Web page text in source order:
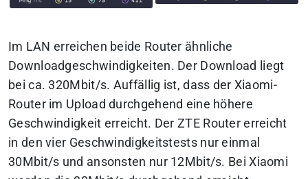
Im LAN erreichen beide Router ähnliche
Downloadgeschwindigkeiten. Der Download liegt
bei ca. 320Mbit/s. Auffällig ist, dass der Xiaomi-
Router im Upload durchgehend eine höhere
Geschwindigkeit erreicht. Der ZTE Router erreicht
in den vier Geschwindigkeitstests nur einmal
30Mbit/s und ansonsten nur 12Mbit/s. Bei Xiaomi